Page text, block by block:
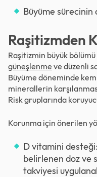
Büyüme sürecinin
Raşitizmden
Raşitizmin büyük
güneşlenme ve düzenli
Büyüme döneminde
minerallerin
Risk gruplarında
Korunma için önerilen
D vitamini
belirlenen doz ve
takviyesi